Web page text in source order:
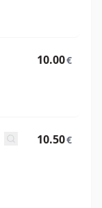
10.00€
10.50€